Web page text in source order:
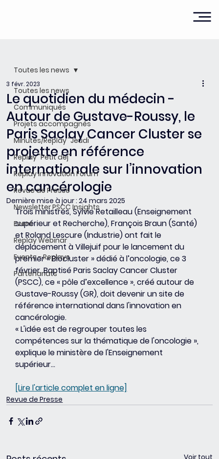
Toutes les news
Communiqués
Projets accompagnés
Minutes/Replay "Jeudi"
Replay "Petit dej"
Replay Innovation Forum
Revue de Presse
Newsletter PSCC Insights
Event
Replay Webinar
Events - Replays
Partenariats
Toutes les news
Le quotidien du médecin -
Autour de Gustave-Roussy, le
Paris Saclay Cancer Cluster se
projette en référence
internationale sur l’innovation
en cancérologie
3 févr. 2023
Dernière mise à jour :24 mars 2025
Trois ministres, Sylvie Retailleau (Enseignement
supérieur et Recherche), François Braun (Santé)
et Roland Lescure (Industrie) ont fait le
déplacement à Villejuif pour le lancement du
premier « Biocluster » dédié à l’oncologie, ce 3
février. Baptisé Paris Saclay Cancer Cluster
(PSCC), ce « pôle d’excellence », créé autour de
Gustave-Roussy (GR), doit devenir un site de
référence international dans l'innovation en
cancérologie.
« L'idée est de regrouper toutes les
compétences sur la thématique de l'oncologie »,
explique le ministère de l'Enseignement
supérieur...
[Lire l'article complet en ligne]
Revue de Presse
Voir tout